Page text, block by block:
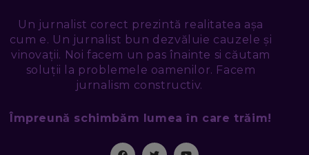
TUDOR MIHĂILESCU, FRESHFUL BY EMAG: MAGAZINUL
VIITORULUI NU ARE TRILIOANE DE PRODUSE. DAR ARE
EXACT CE ÎȚI DOREȘTI
EP. 48
EDUARD DUMITRAȘCU, ASOCIAȚIA ROMÂNĂ PENTRU
MARE „ORAȘ COGNITIV” DIN ISTORIE
Un jurnalist corect prezintă realitatea așa
cum e. Un jurnalist bun dezvăluie cauzele și
vinovații. Noi facem un pas înainte si căutam
soluții la problemele oamenilor. Facem
jurnalism constructiv.
Împreună schimbăm lumea în care trăim!